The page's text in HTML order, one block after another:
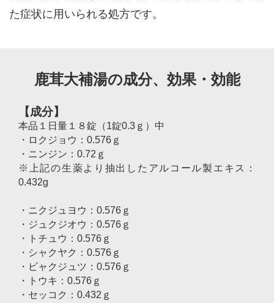
た症状に用いられる処方です。
鹿茸大補湯の成分、効果・効能
【成分】
本品１日量１８錠（1錠0.3ｇ）中
・ロクジョウ：0.576ｇ
・ニンジン：0.72ｇ
※上記の生薬より抽出したアルコール製エキス：
0.432g
・ニクジュヨウ：0.576ｇ
・ジュクジオウ：0.576ｇ
・トチュウ：0.576ｇ
・シャクヤク：0.576ｇ
・ビャクジュツ：0.576ｇ
・トウキ：0.576ｇ
・セッコク：0.432ｇ